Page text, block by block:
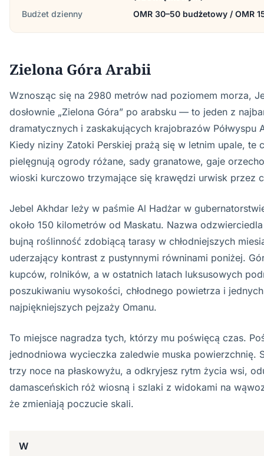
Budżet dzienny
OMR 30–50 budżetowy / OMR
Zielona Góra Arabii
Wznosząc się na 2980 metrów nad poziomem morza,
dosłownie „Zielona Góra” po arabsku — to jeden z
dramatycznych i zaskakujących krajobrazów Półwyspu
Kiedy niziny Zatoki Perskiej prażą się w letnim upale, te
pielęgnują ogrody różane, sady granatowe, gaje
wioski kurczowo trzymające się krawędzi urwisk przez
Jebel Akhdar leży w paśmie Al Hadżar w
około 150 kilometrów od Maskatu. Nazwa
bujną roślinność zdobiącą tarasy w chłodniejszych
uderzający kontrast z pustynnymi równinami poniżej.
kupców, rolników, a w ostatnich latach luksusowych
poszukiwaniu wysokości, chłodnego powietrza i
najpiękniejszych pejzaży Omanu.
To miejsce nagradza tych, którzy mu poświęcą czas.
jednodniowa wycieczka zaledwie muska powierzchnię.
trzy noce na płaskowyżu, a odkryjesz rytm życia wsi,
damasceńskich róż wiosną i szlaki z widokami na
że zmieniają poczucie skali.
W